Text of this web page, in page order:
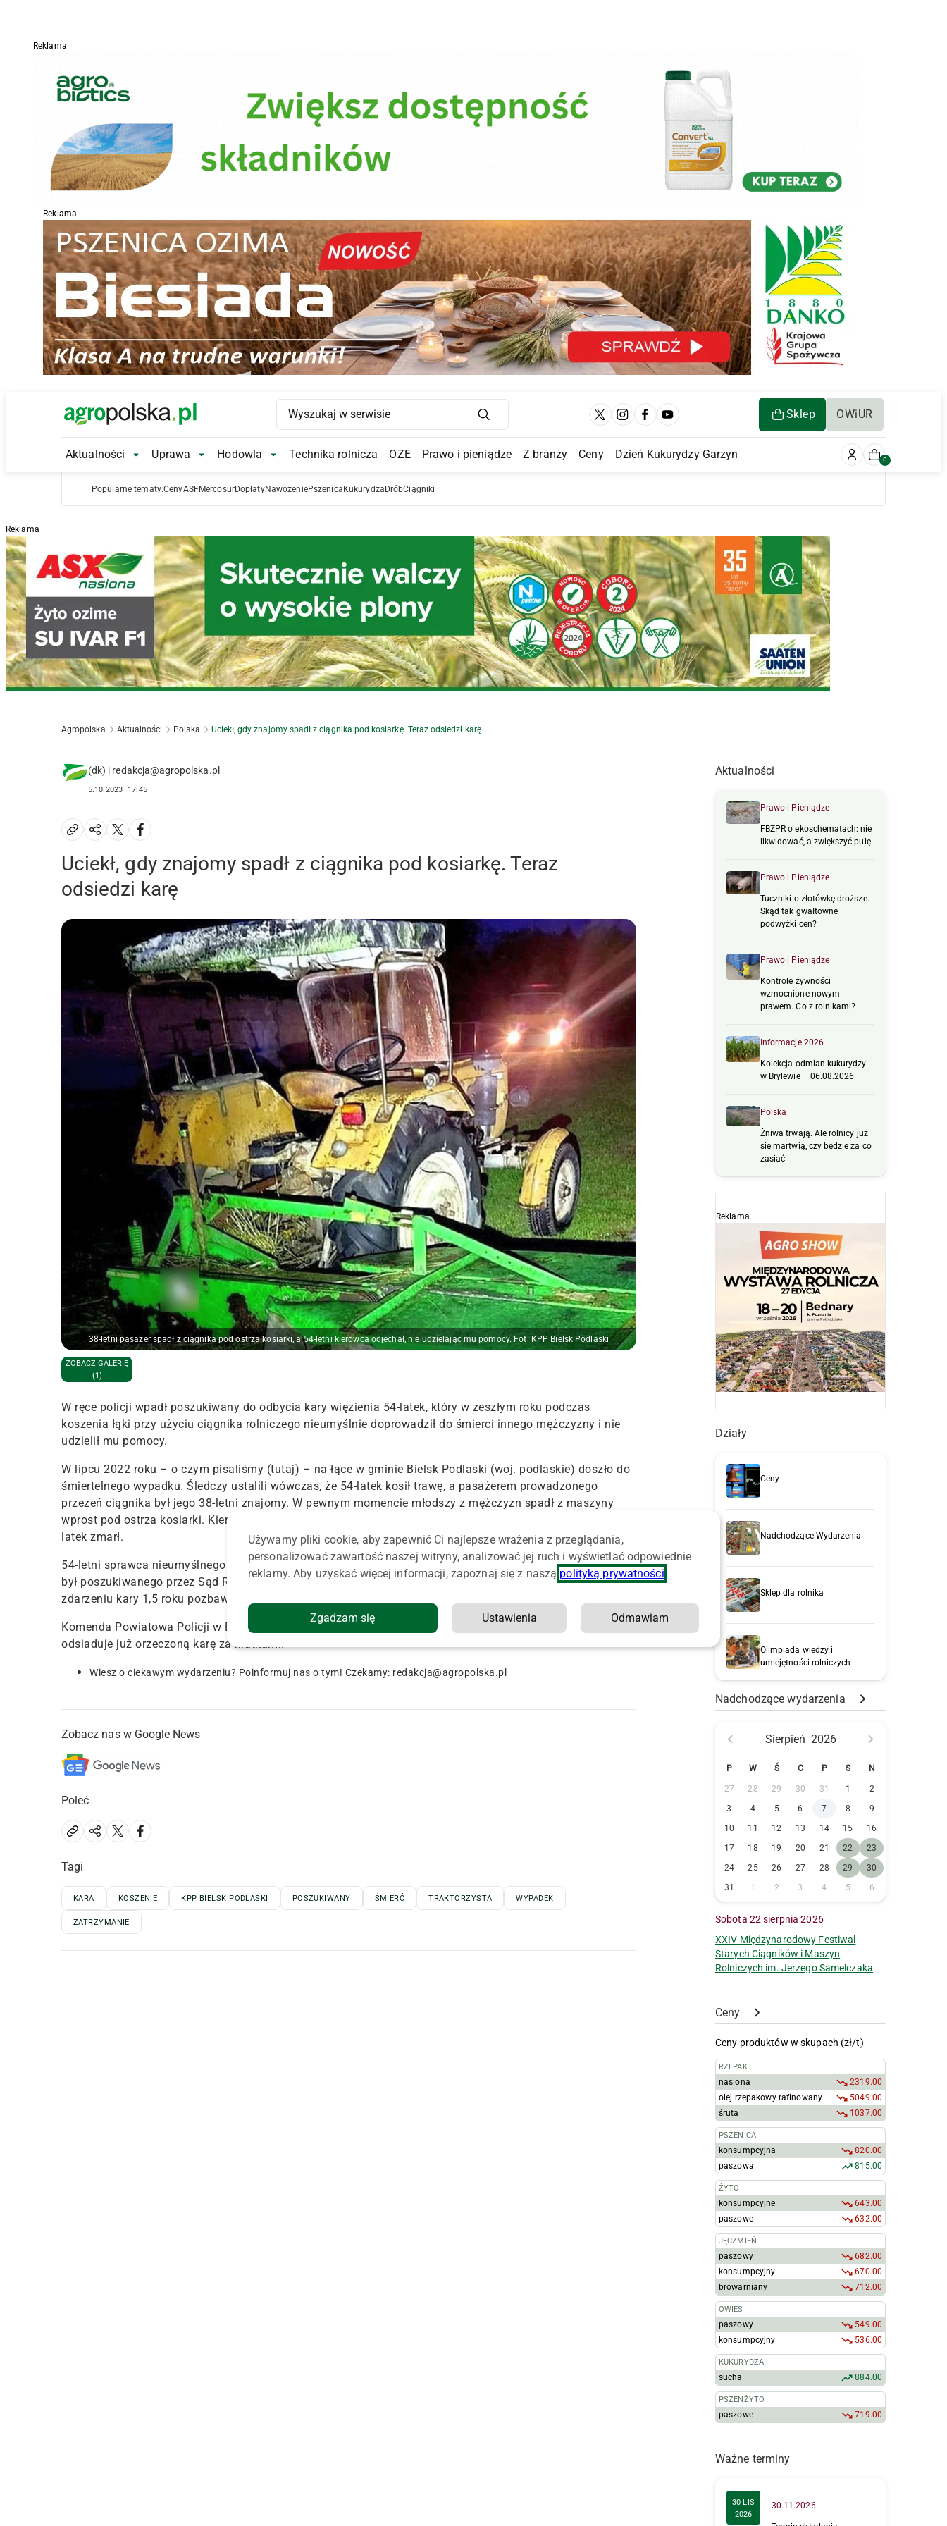
Reklama
Reklama
Main Logo Sklep OWiUR
Main Navigation
Aktualności Aktualności Submenu
Uprawa Uprawa Submenu
Hodowla Hodowla Submenu
Technika rolnicza OZE Prawo i pieniądze Z branży Ceny Dzień Kukurydzy Garzyn 0
Popularne tematy:CenyASFMercosurDopłatyNawożeniePszenica Kukurydza DróbCiągniki
Reklama
Agropolska Aktualności Polska Uciekł, gdy znajomy spadł z ciągnika pod kosiarkę. Teraz odsiedzi karę
(dk) | redakcja@agropolska.pl
5.10.2023 17:45
Uciekł, gdy znajomy spadł z ciągnika pod kosiarkę. Teraz
odsiedzi karę
38-letni pasażer spadł z ciągnika pod ostrza kosiarki, a 54-letni kierowca odjechał, nie udzielając mu pomocy. Fot. KPP Bielsk Podlaski
ZOBACZ GALERIĘ
(1)
W ręce policji wpadł poszukiwany do odbycia kary więzienia 54-latek, który w zeszłym roku podczas
koszenia łąki przy użyciu ciągnika rolniczego nieumyślnie doprowadził do śmierci innego mężczyzny i nie
udzielił mu pomocy.
W lipcu 2022 roku – o czym pisaliśmy (tutaj) – na łące w gminie Bielsk Podlaski (woj. podlaskie) doszło do
śmiertelnego wypadku. Śledczy ustalili wówczas, że 54-latek kosił trawę, a pasażerem prowadzonego
przezeń ciągnika był jego 38-letni znajomy. W pewnym momencie młodszy z mężczyzn spadł z maszyny
wprost pod ostrza kosiarki. Kierujący traktorem odjechał z miejsca zdarzenia, nie udzielając mu pomocy. 38-
latek zmarł.
54-letni sprawca nieumyślnego spowodowania śmierci został zatrzymany przez policję i skazany. Ostatnio
był poszukiwanego przez Sąd Rejonowy w Bielsku Podlaskim do odbycia zasądzonej po opisywanym
zdarzeniu kary 1,5 roku pozbawienia wolności.
Komenda Powiatowa Policji w Bielsku Podlaskim poinformowała, że został on ujęty 4 października. Teraz
odsiaduje już orzeczoną karę za kratkami.
Wiesz o ciekawym wydarzeniu? Poinformuj nas o tym! Czekamy: redakcja@agropolska.pl
Zobacz nas w Google News
Poleć
Tagi
KARA KOSZENIE KPP BIELSK PODLASKI POSZUKIWANY ŚMIERĆ TRAKTORZYSTA WYPADEK
ZATRZYMANIE
Aktualności
Prawo i Pieniądze
FBZPR o ekoschematach: nie
likwidować, a zwiększyć pulę
Prawo i Pieniądze
Tuczniki o złotówkę droższe.
Skąd tak gwałtowne
podwyżki cen?
Prawo i Pieniądze
Kontrole żywności
wzmocnione nowym
prawem. Co z rolnikami?
Informacje 2026
Kolekcja odmian kukurydzy
w Brylewie – 06.08.2026
Polska
Żniwa trwają. Ale rolnicy już
się martwią, czy będzie za co
zasiać
Reklama
Działy
Ceny
Nadchodzące Wydarzenia
Sklep dla rolnika
Olimpiada wiedzy i
umiejętności rolniczych
Nadchodzące wydarzenia
Sierpień 2026
P W Ś C P S N
27 28 29 30 31 1
2
3
4 5 6 7 8
9
10
11 12 13 14 15
16
17
18 19 20 21 22
23
24
25 26 27 28 29
30
31
1 2 3 4 5 6
Sobota 22 sierpnia 2026
XXIV Międzynarodowy Festiwal
Starych Ciągników i Maszyn
Rolniczych im. Jerzego Samelczaka
Ceny
Ceny produktów w skupach (zł/t)
RZEPAK
nasiona
2319.00
olej rzepakowy rafinowany
5049.00
śruta
1037.00
PSZENICA
konsumpcyjna
820.00
paszowa
815.00
ŻYTO
konsumpcyjne
643.00
paszowe
632.00
JĘCZMIEŃ
paszowy
682.00
konsumpcyjny
670.00
browarniany
712.00
OWIES
paszowy
549.00
konsumpcyjny
536.00
KUKURYDZA
sucha 884.00
PSZENŻYTO
paszowe 719.00
Ważne terminy
30 LIS
2026
30.11.2026
Używamy pliki cookie, aby zapewnić Ci najlepsze wrażenia z przeglądania,
personalizować zawartość naszej witryny, analizować jej ruch i wyświetlać odpowiednie
reklamy. Aby uzyskać więcej informacji, zapoznaj się z naszą polityką prywatności
Zgadzam się Ustawienia Odmawiam